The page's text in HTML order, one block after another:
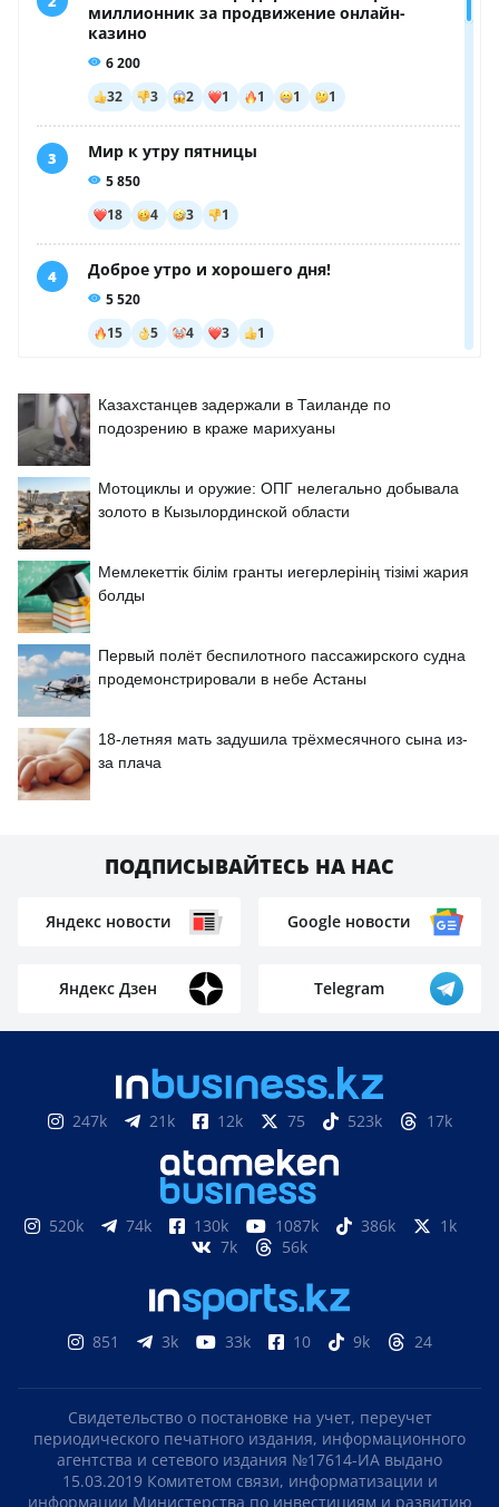
Казахстанцев задержали в Таиланде по
подозрению в краже марихуаны
Мотоциклы и оружие: ОПГ нелегально добывала
золото в Кызылординской области
Мемлекеттік білім гранты иегерлерінің тізімі жария
болды
Первый полёт беспилотного пассажирского судна
продемонстрировали в небе Астаны
18-летняя мать задушила трёхмесячного сына из-
за плача
ПОДПИСЫВАЙТЕСЬ НА НАС
Яндекс новости Google новости
Яндекс Дзен Telegram
247k 21k 12k 75 523k 17k
520k 74k 130k 1087k 386k
1k
7k
56k
851 3k 33k 10 9k 24
Свидетельство о постановке на учет, переучет
периодического печатного издания, информационного
агентства и сетевого издания №17614-ИА выдано
15.03.2019 Комитетом связи, информатизации и
информации Министерства по инвестициям и развитию